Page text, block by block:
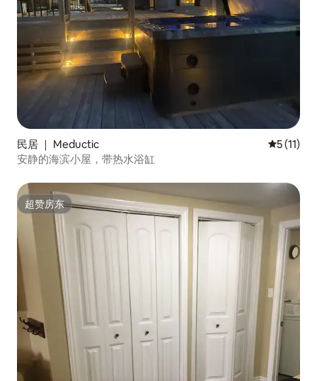
民居 ｜ Meductic 平均评分
5 (11)
安静的海滨小屋，带热水浴缸
超赞房东
超赞房东